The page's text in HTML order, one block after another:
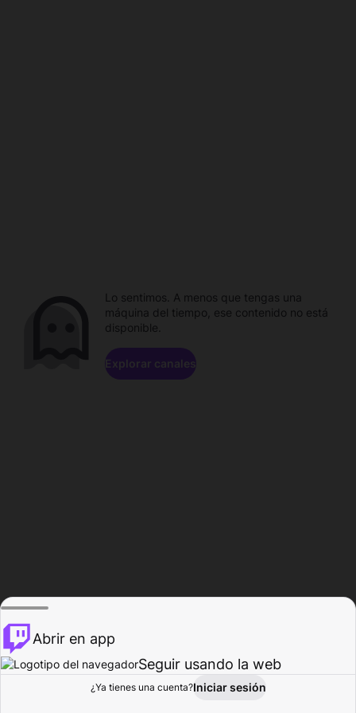
Explorar Actividad
Lo sentimos. A menos que tengas una
máquina del tiempo, ese contenido no está
disponible.
Explorar canales
Abrir en app
Seguir usando la web
¿Ya tienes una cuenta?Iniciar sesión